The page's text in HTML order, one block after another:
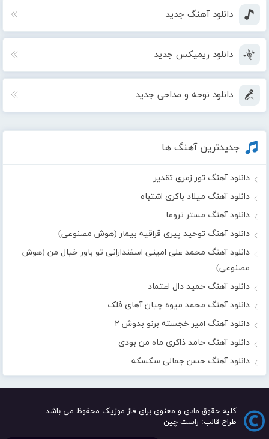
دانلود آهنگ جدید
دانلود ریمیکس جدید
دانلود نوحه و مداحی جدید
جدیدترین آهنگ ها
دانلود آهنگ تور زمری تقدیر
دانلود آهنگ میلاد باکری اشتباه
دانلود آهنگ مستر تروما
دانلود آهنگ توحید پیری قراقیه بیمار (هوش مصنوعی)
دانلود آهنگ محمد علی امینی اسفندارانی تو باور خیال من (هوش
مصنوعی)
دانلود آهنگ حمید دال اعتماد
دانلود آهنگ محمد میوه چیان آهای فلک
دانلود آهنگ امیر خجسته برنو بدوش ۲
دانلود آهنگ حامد ذاکری ماه من بودی
دانلود آهنگ حسن جمالی سکسکه
کلیه حقوق مادی و معنوی برای فاز موزیک محفوظ می باشد.
طراح قالب: راست چین